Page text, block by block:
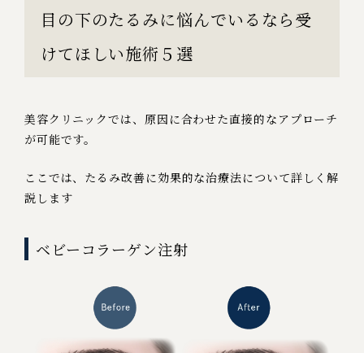
目の下のたるみに悩んでいるなら受
けてほしい施術５選
美容クリニックでは、原因に合わせた直接的なアプローチ
が可能です。
ここでは、たるみ改善に効果的な治療法について詳しく解
説します
ベビーコラーゲン注射